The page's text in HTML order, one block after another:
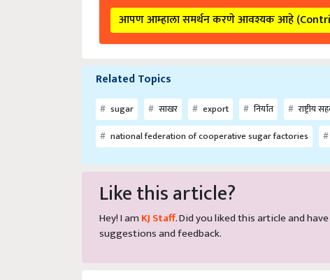
आपण आम्हाला समर्थन करणे आवश्यक आहे
Related Topics
sugar साखर export निर्यात
राष्ट्रीय
national federation of cooperative sugar factories
Like this article?
Hey! I am KJ Staff. Did you liked this article and
suggestions and feedback.